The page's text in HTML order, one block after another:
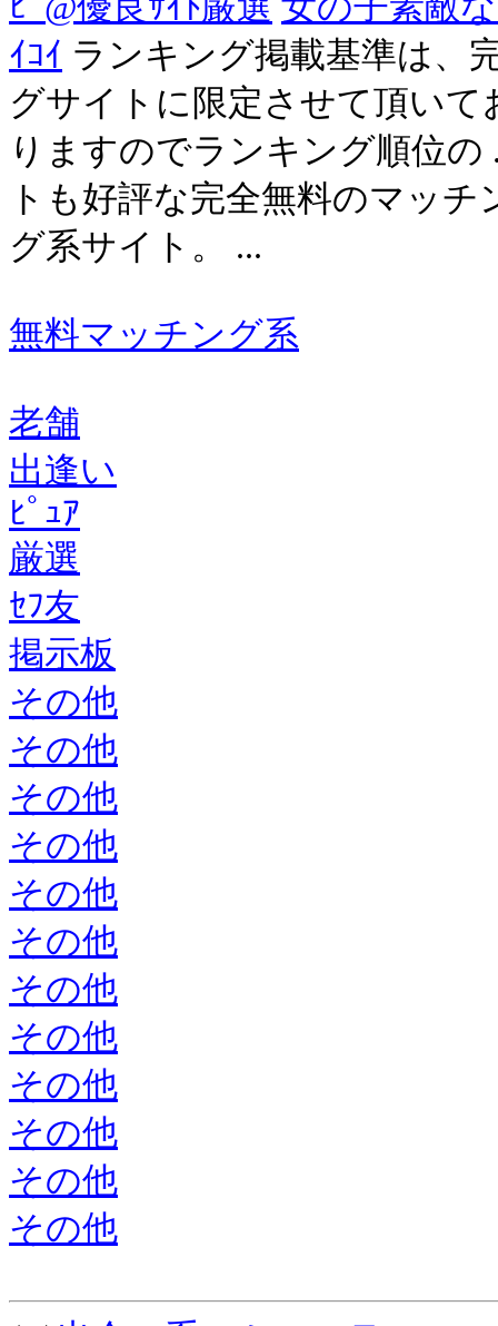
ｲｺｲ ランキング掲載基準は、
グサイトに限定させて頂い
りますのでランキング順位
トも好評な完全無料のマッ
グ系サイト。 ...
無料マッチング系
老舗
出逢い
ﾋﾟｭｱ
厳選
ｾﾌ友
掲示板
その他
その他
その他
その他
その他
その他
その他
その他
その他
その他
その他
その他